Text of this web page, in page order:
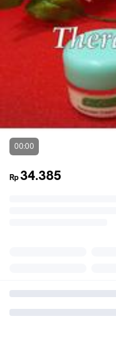
00:00
Rp 34.385